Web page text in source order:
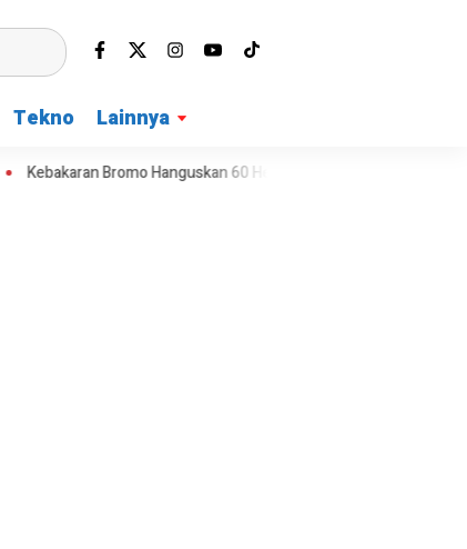
Tekno Lainnya
Kebakaran Bromo Hanguskan 60 Hektare, Water Bombing Dikerahkan